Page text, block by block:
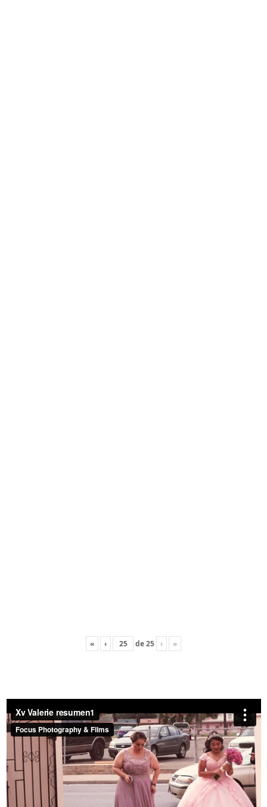
« ‹ de25 › »